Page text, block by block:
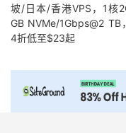
坡/日本/香港VPS，1核
GB NVMe/1Gbps@2 TB
4折低至$23起